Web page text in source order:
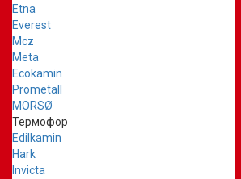
Etna
Everest
Mcz
Meta
Ecokamin
Prometall
MORSØ
Термофор
Edilkamin
Hark
Invicta